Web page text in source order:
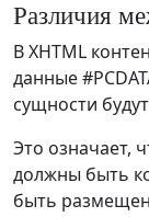
Различия
В XHTML
данные
сущности
Это означает,
должны быть
быть размещен